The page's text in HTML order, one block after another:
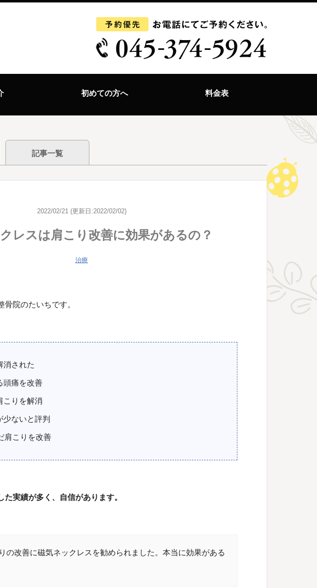
初めての方へ 料金表
記事一覧
2022/02/21 (更新日:2022/02/02)
レスは肩こり改善に効果があるの？
治療
骨院のたいちです。
消された
頭痛を改善
こりを解消
少ないと評判
肩こりを改善
実績が多く、自信があります。
の改善に磁気ネックレスを勧められました。本当に効果がある